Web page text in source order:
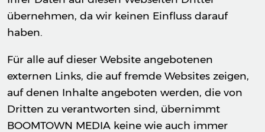
übernehmen, da wir keinen Einfluss darauf
haben.
Für alle auf dieser Website angebotenen
externen Links, die auf fremde Websites zeigen,
auf denen Inhalte angeboten werden, die von
Dritten zu verantworten sind, übernimmt
BOOMTOWN MEDIA keine wie auch immer